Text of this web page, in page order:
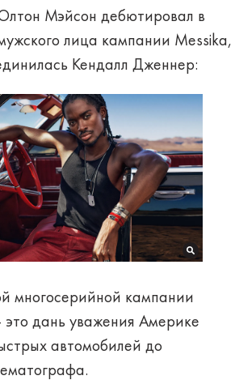
Мэйсон дебютировал в
лица кампании Messika,
Кендалл Дженнер:
многосерийной кампании
дань уважения Америке
автомобилей до